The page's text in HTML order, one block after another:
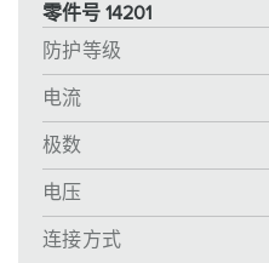
零件号 14201
防护等级
电流
极数
电压
连接方式